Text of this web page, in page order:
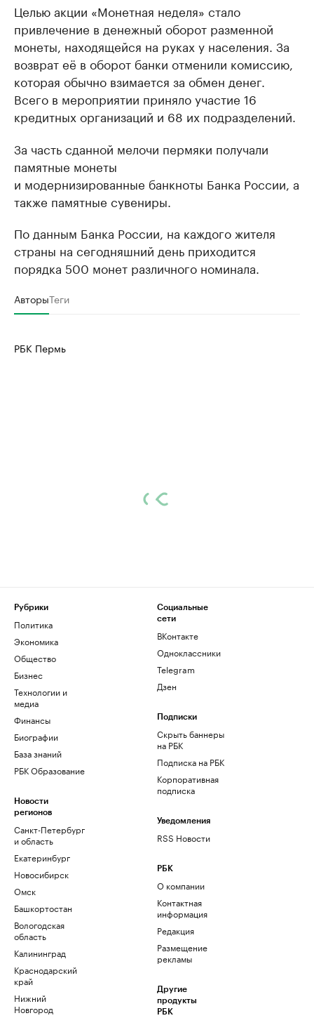
Целью акции «Монетная неделя» стало
привлечение в денежный оборот разменной
монеты, находящейся на руках у населения. За
возврат её в оборот банки отменили комиссию,
которая обычно взимается за обмен денег.
Всего в мероприятии приняло участие 16
кредитных организаций и 68 их подразделений.
За часть сданной мелочи пермяки получали
памятные монеты
и модернизированные банкноты Банка России, а
также памятные сувениры.
По данным Банка России, на каждого жителя
страны на сегодняшний день приходится
порядка 500 монет различного номинала.
АвторыТеги
РБК Пермь
Рубрики
Политика
Экономика
Общество
Бизнес
Технологии и
медиа
Финансы
Биографии
База знаний
РБК Образование
Новости
регионов
Санкт-Петербург
и область
Екатеринбург
Новосибирск
Омск
Башкортостан
Вологодская
область
Калининград
Краснодарский
край
Нижний
Новгород
Социальные
сети
ВКонтакте
Одноклассники
Telegram
Дзен
Подписки
Скрыть баннеры
на РБК
Подписка на РБК
Корпоративная
подписка
Уведомления
RSS Новости
РБК
О компании
Контактная
информация
Редакция
Размещение
рекламы
Другие
продукты
РБК